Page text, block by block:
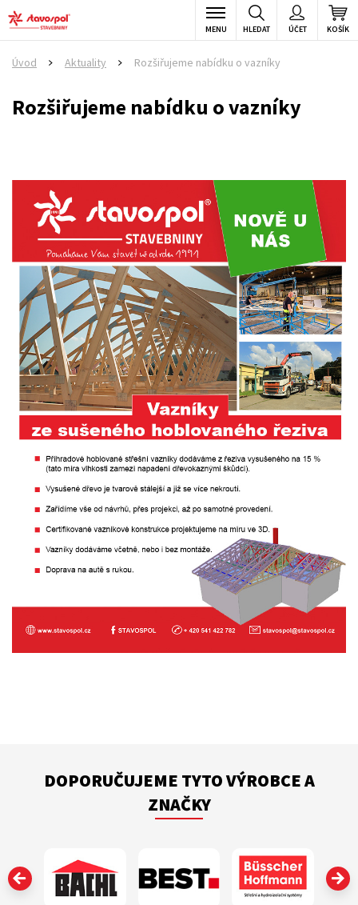
KOŠÍK
ÚČET
HLEDAT
MENU
Úvod Aktuality Rozšiřujeme nabídku o vazníky
Rozšiřujeme nabídku o vazníky
DOPORUČUJEME TYTO VÝROBCE A
ZNAČKY
‹